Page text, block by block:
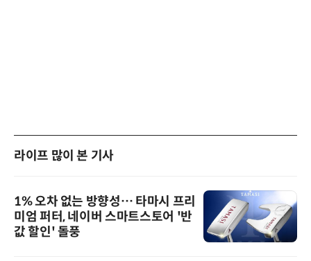
라이프 많이 본 기사
1% 오차 없는 방향성… 타마시 프리
미엄 퍼터, 네이버 스마트스토어 '반
값 할인' 돌풍